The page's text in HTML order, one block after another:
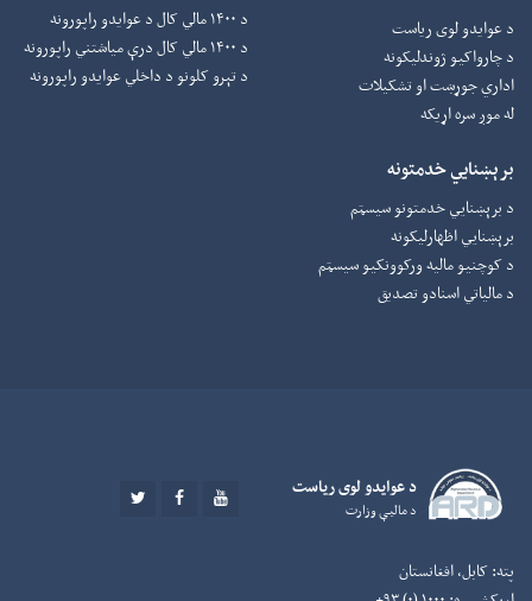
د عوایدو لوی ریاست
د چارواکيو ژوندلیکونه
اداري جوړښت او تشکیلات
له موږ سره اړیکه
د ۱۴۰۰ مالي کال د عوایدو راپورونه
د ۱۴۰۰ مالي کال درې میاشتني راپورونه
د تېرو کلونو د داخلي عوایدو راپورونه
برېښنایي خدمتونه
د برېښنايي خدمتونو سیسټم
برېښنايي اظهارلیکونه
د کوچنیو مالیه ورکوونکيو سیسټم
د مالیاتي اسنادو تصدیق
د عوايدو لوی رياست
د ماليې وزارت
YOUTUBE
FACEBOOK
TWITTER
پته:کابل، افغانستان